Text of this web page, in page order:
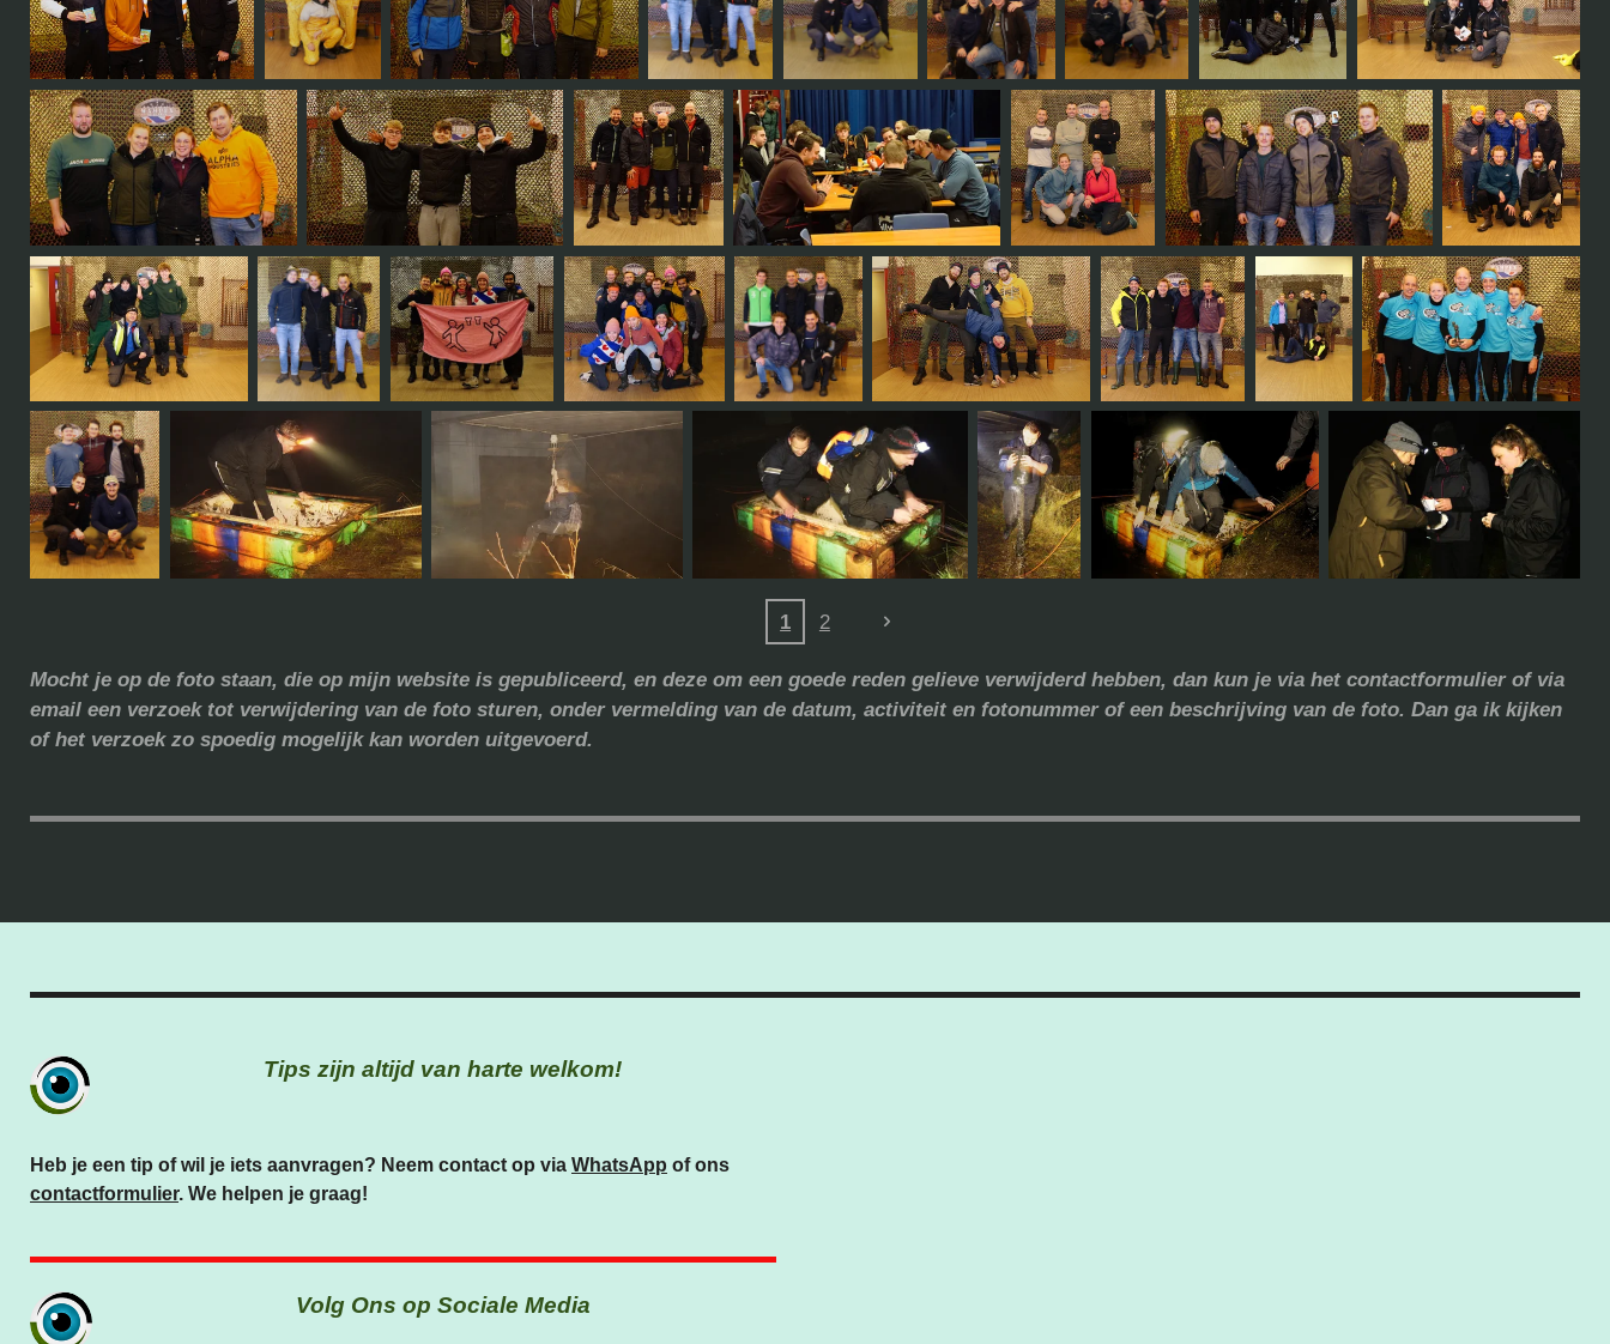
1 2
Mocht je op de foto staan, die op mijn website is gepubliceerd, en deze om een goede reden gelieve verwijderd hebben, dan kun je via het contactformulier of via
email een verzoek tot verwijdering van de foto sturen, onder vermelding van de datum, activiteit en fotonummer of een beschrijving van de foto. Dan ga ik kijken
of het verzoek zo spoedig mogelijk kan worden uitgevoerd.
Tips zijn altijd van harte welkom!
Heb je een tip of wil je iets aanvragen? Neem contact op via WhatsApp of ons
contactformulier. We helpen je graag!
Volg Ons op Sociale Media